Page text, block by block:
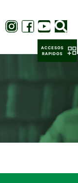
ACCESOS
RAPIDOS